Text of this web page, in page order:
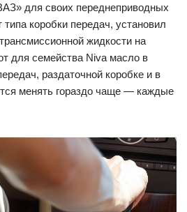
для своих переднеприводных
коробки передач, установил
жидкости на
для семейства Niva масло в
раздаточной коробке и в
менять гораздо чаще — каждые